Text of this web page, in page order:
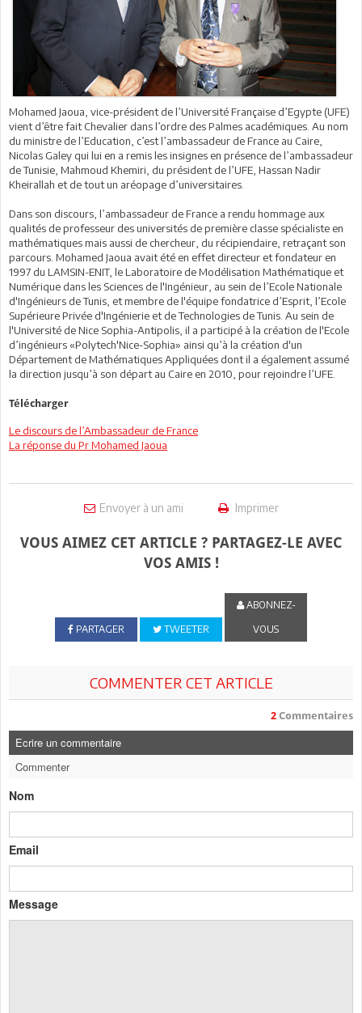
Mohamed Jaoua, vice-président de l’Université Française d’Egypte (UFE)
vient d’être fait Chevalier dans l’ordre des Palmes académiques. Au nom
du ministre de l’Education, c’est l’ambassadeur de France au Caire,
Nicolas Galey qui lui en a remis les insignes en présence de l’ambassadeur
de Tunisie, Mahmoud Khemiri, du président de l’UFE, Hassan Nadir
Kheirallah et de tout un aréopage d’universitaires.
Dans son discours, l’ambassadeur de France a rendu hommage aux
qualités de professeur des universités de première classe spécialiste en
mathématiques mais aussi de chercheur, du récipiendaire, retraçant son
parcours. Mohamed Jaoua avait été en effet directeur et fondateur en
1997 du LAMSIN-ENIT, le Laboratoire de Modélisation Mathématique et
Numérique dans les Sciences de l'Ingénieur, au sein de l’Ecole Nationale
d'Ingénieurs de Tunis, et membre de l'équipe fondatrice d’Esprit, l’Ecole
Supérieure Privée d'Ingénierie et de Technologies de Tunis. Au sein de
l'Université de Nice Sophia-Antipolis, il a participé à la création de l'Ecole
d’ingénieurs «Polytech'Nice-Sophia» ainsi qu’à la création d'un
Département de Mathématiques Appliquées dont il a également assumé
la direction jusqu’à son départ au Caire en 2010, pour rejoindre l’UFE.
Télécharger
Le discours de l’Ambassadeur de France
La réponse du Pr Mohamed Jaoua
Envoyer à un ami Imprimer
VOUS AIMEZ CET ARTICLE ? PARTAGEZ-LE AVEC
VOS AMIS !
PARTAGER TWEETER
ABONNEZ-
VOUS
COMMENTER CET ARTICLE
2 Commentaires
Ecrire un commentaire
Commenter
Nom
Email
Message